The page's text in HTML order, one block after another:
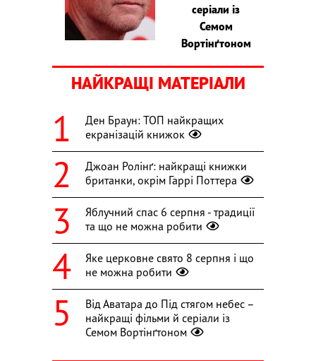
серіали із
Семом
Вортінґтоном
НАЙКРАЩІ МАТЕРІАЛИ
Ден Браун: ТОП найкращих
екранізацій книжок
Джоан Ролінґ: найкращі книжки
британки, окрім Гаррі Поттера
Яблучний спас 6 серпня - традиції
та що не можна робити
Яке церковне свято 8 серпня і що
не можна робити
Від Аватара до Під стягом небес –
найкращі фільми й серіали із
Семом Вортінґтоном